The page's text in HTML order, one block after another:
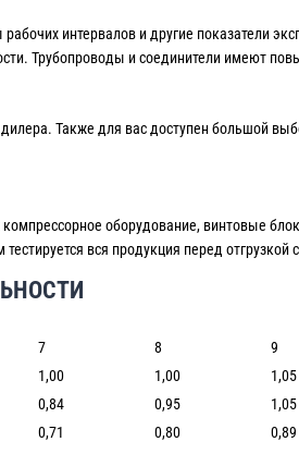
интервалов и другие показатели
Трубопроводы и соединители имеют
Также для вас доступен большой
оборудование, винтовые
вся продукция перед отгрузкой
7 8 9
1,00 1,00 1,05
0,84 0,95 1,05
0,71 0,80 0,89